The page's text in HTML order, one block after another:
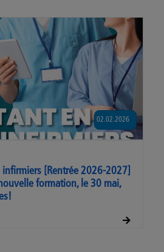
[Rentrée 2026-2027]
formation, le 30 mai,
02.02.2026